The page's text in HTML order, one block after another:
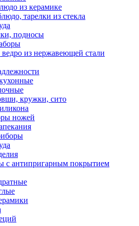
из керамике
тарелки из стекла
подносы
из нержавеющей стали
кружки, сито
ножей
с антипригарным покрытием